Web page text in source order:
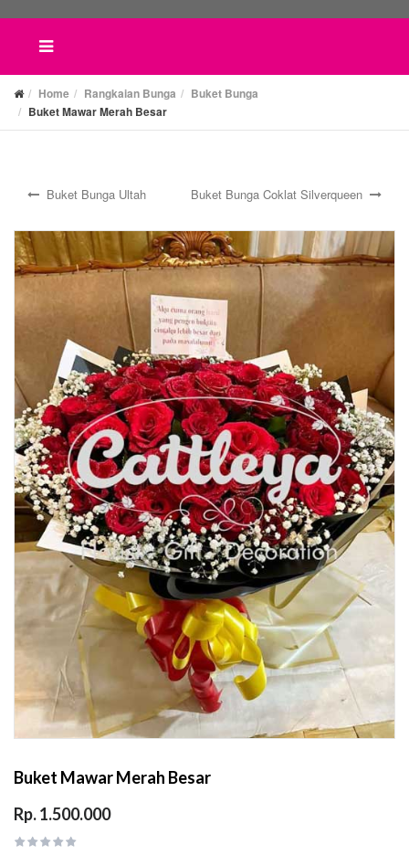
Home Rangkaian Bunga
Buket Bunga
Buket Mawar Merah Besar
Buket Bunga Ultah Buket Bunga Coklat Silverqueen
Buket Mawar Merah Besar
Rp. 1.500.000